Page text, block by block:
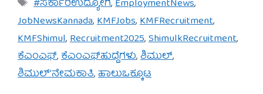
#ಸರ್ಕಾರಿಉದ್ಯೋಗ,EmploymentNews,
JobNewsKannada,KMFJobs,KMFRecruitment,
KMFShimul,Recruitment2025,ShimulkRecruitment,
ಕೆಎಂಎಫ್,ಕೆಎಂಎಫ್‌ಹುದ್ದೆಗಳು,ಶಿಮುಲ್,
ಶಿಮುಲ್’ನೇಮಕಾತಿ,ಹಾಲುಒಕ್ಕೂಟ